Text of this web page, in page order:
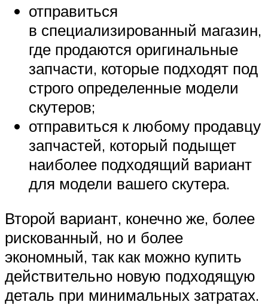
отправиться
в специализированный магазин,
где продаются оригинальные
запчасти, которые подходят под
строго определенные модели
скутеров;
отправиться к любому продавцу
запчастей, который подыщет
наиболее подходящий вариант
для модели вашего скутера.
Второй вариант, конечно же, более
рискованный, но и более
экономный, так как можно купить
действительно новую подходящую
деталь при минимальных затратах.